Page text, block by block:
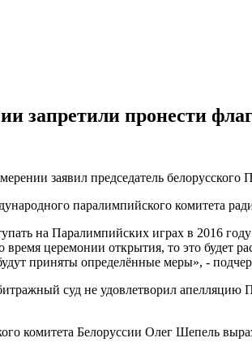
запретили пронести
заявил председатель
паралимпийского комитета
на Паралимпийских играх в 2016
время церемонии открытия, то это будет
приняты определённые меры», -
суд не удовлетворил апелляцию
комитета Белоруссии Олег Шепель